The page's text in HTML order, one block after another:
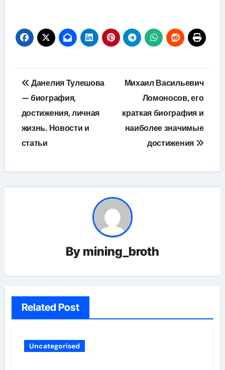
Навигация
по
записям
Данелия Тулешова
— биография,
достижения, личная
жизнь. Новости и
статьи
Михаил Васильевич
Ломоносов, его
краткая биография и
наиболее значимые
достижения
By mining_broth
Related Post
Uncategorised